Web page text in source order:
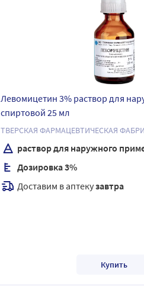
Левомицетин 3% раствор для
спиртовой 25 мл
ТВЕРСКАЯ ФАРМАЦЕВТИЧЕСКАЯ
раствор для наружного
Дозировка 3%
Доставим в аптекузавтра
Купить